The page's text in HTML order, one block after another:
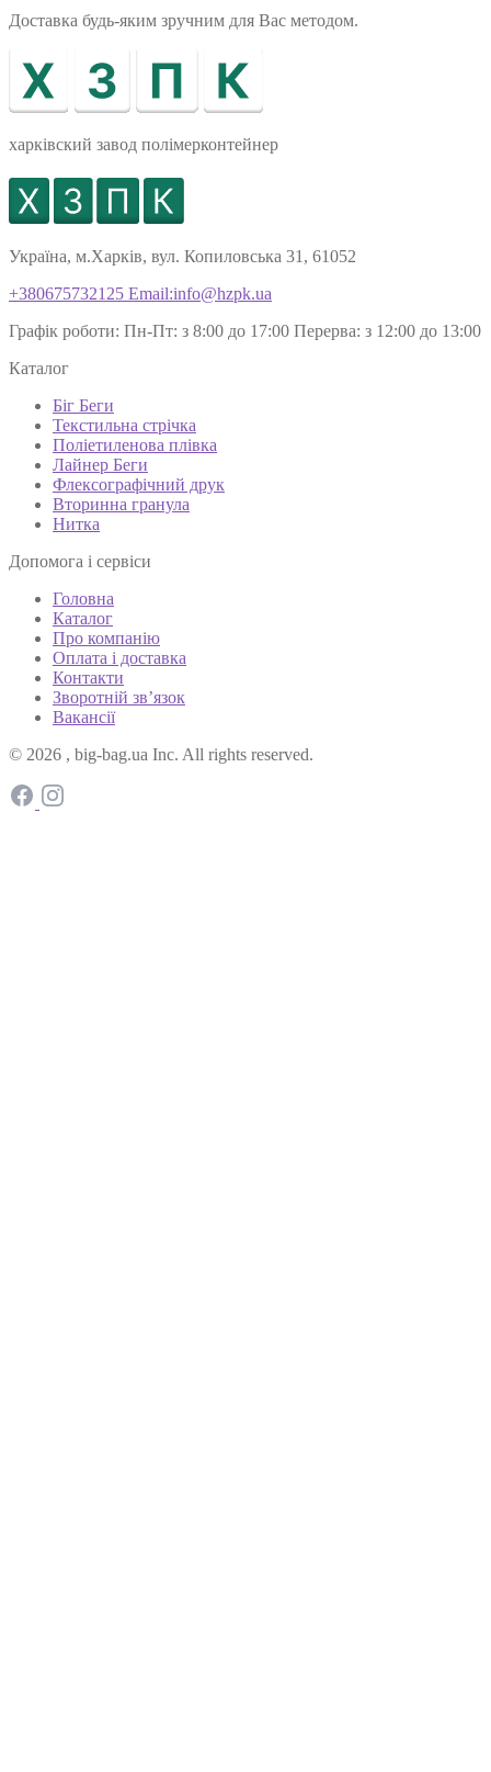
Доставка будь-яким зручним для Вас методом.
харківский завод полімерконтейнер
Україна, м.Харків, вул. Копиловська 31, 61052
+380675732125 Email:info@hzpk.ua
Графік роботи: Пн-Пт: з 8:00 до 17:00 Перерва: з 12:00 до 13:00
Каталог
Біг Беги
Текстильна стрічка
Поліетиленова плівка
Лайнер Беги
Флексографічний друк
Вторинна гранула
Нитка
Допомога і сервіси
Головна
Каталог
Про компанію
Оплата і доставка
Контакти
Зворотній зв’язок
Вакансії
© 2026 , big-bag.ua Inc. All rights reserved.